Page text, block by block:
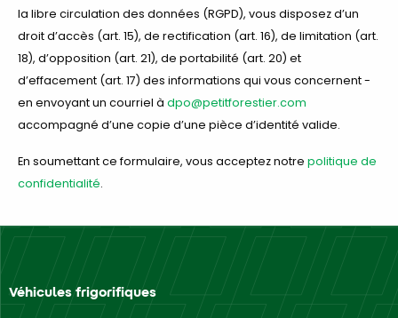
la libre circulation des données (RGPD), vous disposez d’un
droit d’accès (art. 15), de rectification (art. 16), de limitation (art.
18), d’opposition (art. 21), de portabilité (art. 20) et
d’effacement (art. 17) des informations qui vous concernent -
en envoyant un courriel à dpo@petitforestier.com
accompagné d’une copie d’une pièce d’identité valide.
En soumettant ce formulaire, vous acceptez notre politique de
confidentialité.
Véhicules frigorifiques